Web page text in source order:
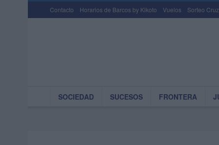
Contacto Horarios de Barcos by Kikoto Vuelos Sorteo
SOCIEDAD SUCESOS FRONTERA